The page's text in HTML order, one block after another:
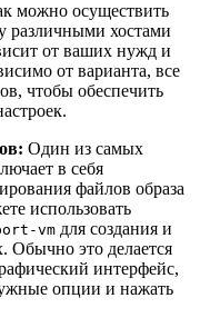
можно осуществить
различными хостами
от ваших нужд и
от варианта, все
чтобы обеспечить
Один из самых
в себя
файлов образа
использовать
vm для создания и
Обычно это делается
интерфейс,
опции и нажать